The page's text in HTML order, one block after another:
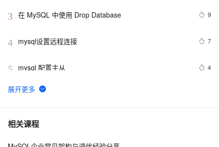
3 在 MySQL 中使用 Drop Database 9
4 mysql设置远程连接 7
5 mysql 配置主从 4
6 mysql 更改root密码
7 PostgreSQL\MySQL比较
相关课程